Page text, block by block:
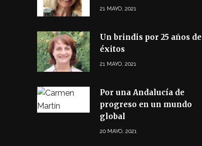
21 MAYO, 2021
Un brindis por 25 años de
éxitos
21 MAYO, 2021
Por una Andalucía de
progreso en un mundo
global
20 MAYO, 2021